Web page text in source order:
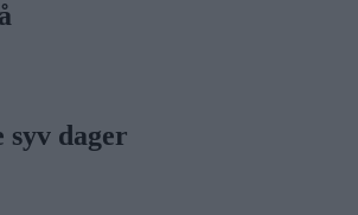
syv dager